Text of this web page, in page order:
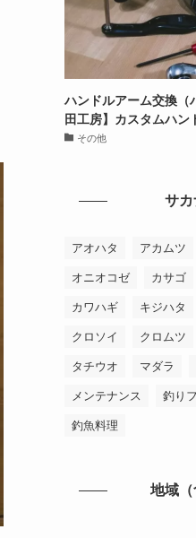
ハンドルアーム交換（
田工房】カスタムハン
その他
サ
アオハタ アカムツ
オニオコゼ カサゴ
カワハギ キジハタ
クロソイ クロムツ
タチウオ マダラ
メンテナンス 釣り
釣魚料理
地域（